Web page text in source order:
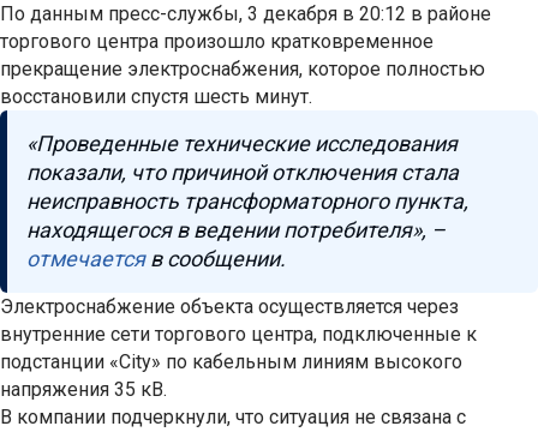
По данным пресс-службы, 3 декабря в 20:12 в районе
торгового центра произошло кратковременное
прекращение электроснабжения, которое полностью
восстановили спустя шесть минут.
«Проведенные технические исследования
показали, что причиной отключения стала
неисправность трансформаторного пункта,
находящегося в ведении потребителя», –
отмечаетсяв сообщении.
Электроснабжение объекта осуществляется через
внутренние сети торгового центра, подключенные к
подстанции «City» по кабельным линиям высокого
напряжения 35 кВ.
В компании подчеркнули, что ситуация не связана с